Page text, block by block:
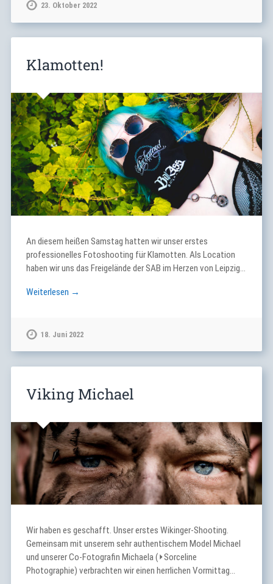
23. Oktober 2022
Klamotten!
An diesem heißen Samstag hatten wir unser erstes
professionelles Fotoshooting für Klamotten. Als Location
haben wir uns das Freigelände der SAB im Herzen von Leipzig…
Weiterlesen →
18. Juni 2022
Viking Michael
Wir haben es geschafft. Unser erstes Wikinger-Shooting.
Gemeinsam mit unserem sehr authentischem Model Michael
und unserer Co-Fotografin Michaela (⏵Sorceline
Photographie) verbrachten wir einen herrlichen Vormittag…